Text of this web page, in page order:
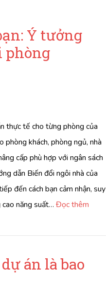
Ý tưởng
phòng
thực tế cho từng phòng của
khách, phòng ngủ, nhà
cấp phù hợp với ngân sách
dẫn Biến đổi ngôi nhà của
đến cách bạn cảm nhận, suy
cao năng suất…Đọc thêm
án là bao